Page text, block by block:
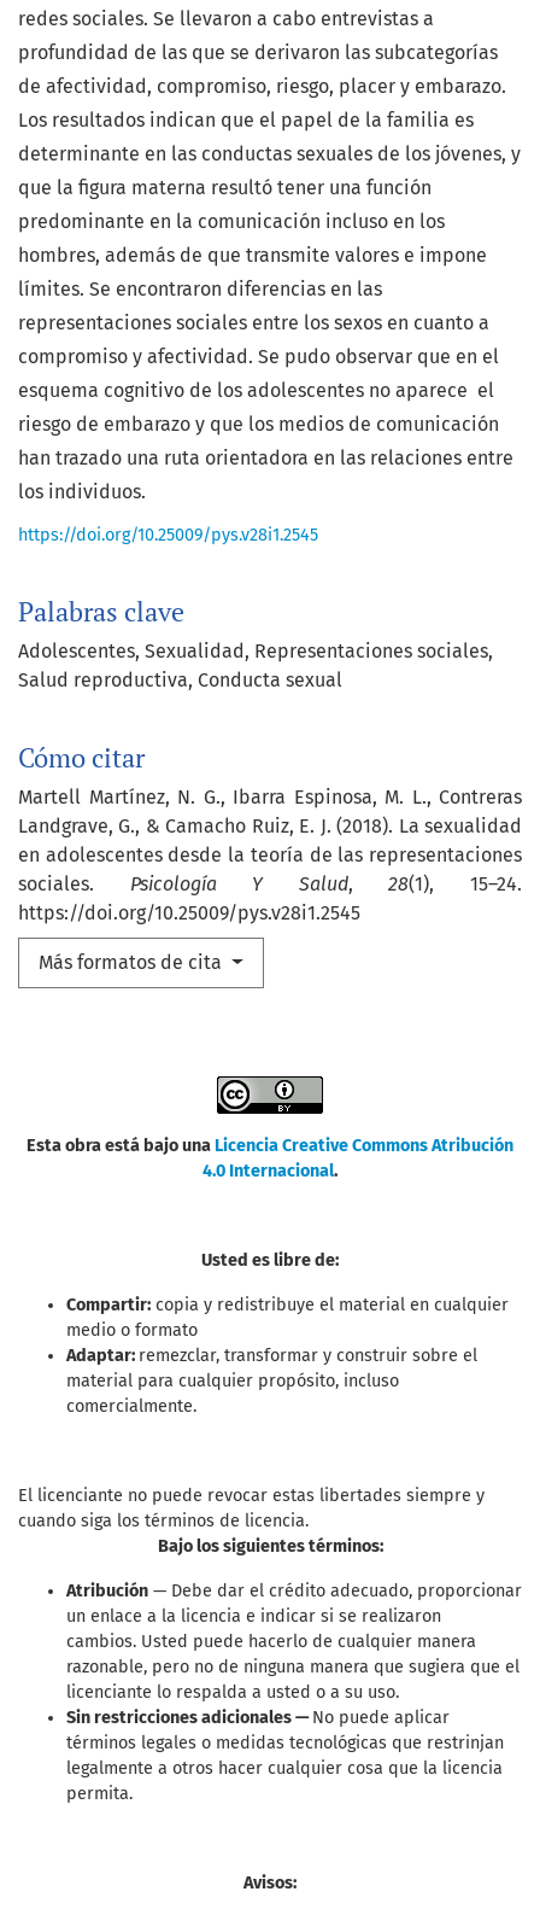
Palabras clave
Adolescentes Sexualidad
Representaciones sociales
Salud reproductiva Conducta sexual
Cómo citar
Martell Martínez, N. G., Ibarra Espinosa, M. L., Contreras
Landgrave, G., & Camacho Ruiz, E. J. (2018). La sexualidad
en adolescentes desde la teoría de las representaciones
sociales. Psicología Y Salud,28(1), 15–24.
https://doi.org/10.25009/pys.v28i1.2545
Más formatos de cita
redes sociales. Se llevaron a cabo entrevistas a
profundidad de las que se derivaron las subcategorías
de afectividad, compromiso, riesgo, placer y embarazo.
Los resultados indican que el papel de la familia es
determinante en las conductas sexuales de los jóvenes, y
que la figura materna resultó tener una función
predominante en la comunicación incluso en los
hombres, además de que transmite valores e impone
límites. Se encontraron diferencias en las
representaciones sociales entre los sexos en cuanto a
compromiso y afectividad. Se pudo observar que en el
esquema cognitivo de los adolescentes no aparece el
riesgo de embarazo y que los medios de comunicación
han trazado una ruta orientadora en las relaciones entre
los individuos.
https://doi.org/10.25009/pys.v28i1.2545
Esta obra está bajo una Licencia Creative Commons Atribución
4.0 Internacional.
Usted es libre de:
Compartir: copia y redistribuye el material en cualquier
medio o formato
Adaptar: remezclar, transformar y construir sobre el
material para cualquier propósito, incluso
comercialmente.
El licenciante no puede revocar estas libertades siempre y
cuando siga los términos de licencia.
Bajo los siguientes términos:
Atribución — Debe dar el crédito adecuado, proporcionar
un enlace a la licencia e indicar si se realizaron
cambios. Usted puede hacerlo de cualquier manera
razonable, pero no de ninguna manera que sugiera que el
licenciante lo respalda a usted o a su uso.
Sin restricciones adicionales —No puede aplicar
términos legales o medidas tecnológicas que restrinjan
legalmente a otros hacer cualquier cosa que la licencia
permita.
Avisos: